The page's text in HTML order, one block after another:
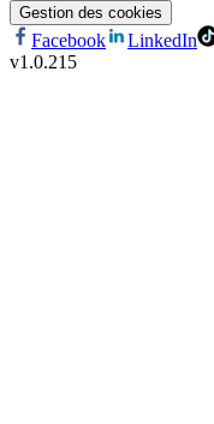
Gestion des cookies
Facebook LinkedIn
v1.0.215